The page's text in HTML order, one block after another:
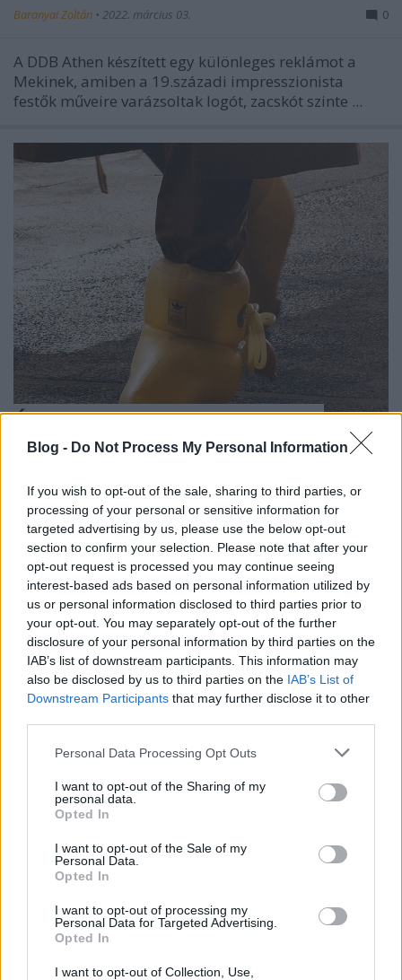
Blog - Do Not Process My Personal Information
If you wish to opt-out of the sale, sharing to third parties, or
processing of your personal or sensitive information for
targeted advertising by us, please use the below opt-out
section to confirm your selection. Please note that after your
opt-out request is processed you may continue seeing
interest-based ads based on personal information utilized by
us or personal information disclosed to third parties prior to
your opt-out. You may separately opt-out of the further
disclosure of your personal information by third parties on the
IAB’s list of downstream participants. This information may
also be disclosed by us to third parties on the IAB’s List of
Downstream Participants that may further disclose it to other
Please note that this website/app uses one or more Google
not limited to your visit or usage behaviour. You may click to
grant or deny consent to Google and its third-party tags to
use your data for below specified purposes in below Google
consent section.
Personal Data Processing Opt Outs
I want to opt-out of the Sharing of my
personal data.
Opted In
I want to opt-out of the Sale of my
Personal Data.
Opted In
I want to opt-out of processing my
Personal Data for Targeted Advertising.
Opted In
I want to opt-out of Collection, Use,
Baranyai Zoltán • 2022. március 03. 0
A DDB Athen készített egy különleges reklámot a
Mekinek, amiben a 19.századi impresszionista
festők műveire varázsoltak logót, zacskót szinte ...
Újragondolt klasszikus Adidas
Baranyai Zoltán •2022. február 28.
Ha már hiányoltátok a furcsa cipőket, hiszen a
Buffalo, Crocs divat már rég lecsengett, itt van az
Adidas új kollaborációja, ami biztosan ...
Art and Antique Budapest - Hétvégi
programajánló
Baranyai Zoltán•2022. február 28.